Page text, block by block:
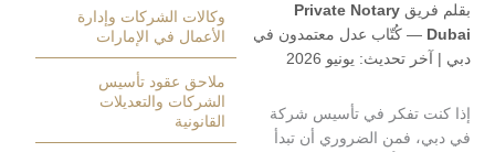
Private Notary
كُتّاب عدل معتمدون في
يونيو 2026
تفكر في تأسيس شركة
فمن الضروري أن تبدأ
وكالات الشركات وإدارة
الأعمال في الإمارات
ملاحق عقود تأسيس
الشركات والتعديلات
القانونية